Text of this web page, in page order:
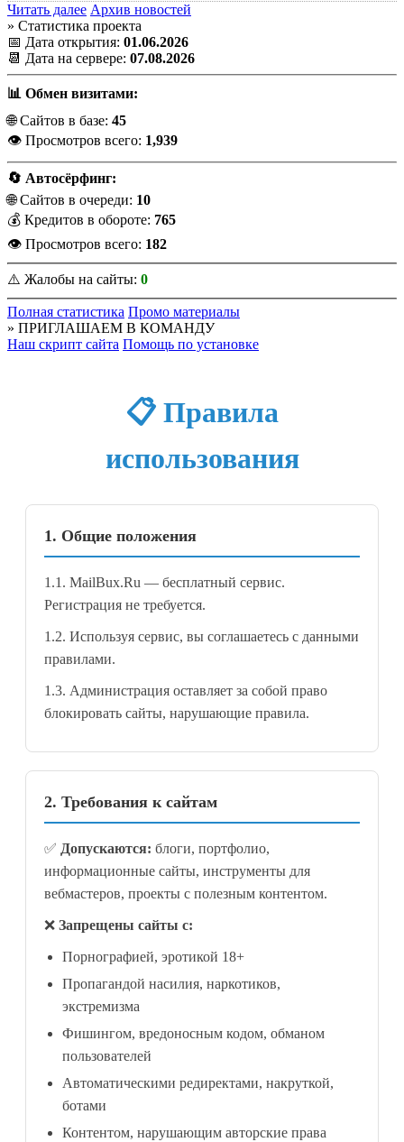
Читать далее Архив новостей
» Статистика проекта
📅 Дата открытия: 01.06.2026
📆 Дата на сервере: 07.08.2026
📊 Обмен визитами:
🌐 Сайтов в базе: 45
👁️ Просмотров всего: 1,939
🔄 Автосёрфинг:
🌐 Сайтов в очереди: 10
💰 Кредитов в обороте: 765
👁️ Просмотров всего: 182
⚠️ Жалобы на сайты: 0
Полная статистика Промо материалы
» ПРИГЛАШАЕМ В КОМАНДУ
Наш скрипт сайта Помощь по установке
📋 Правила
использования
1. Общие положения
1.1. MailBux.Ru — бесплатный сервис.
Регистрация не требуется.
1.2. Используя сервис, вы соглашаетесь с данными
правилами.
1.3. Администрация оставляет за собой право
блокировать сайты, нарушающие правила.
2. Требования к сайтам
✅ Допускаются: блоги, портфолио,
информационные сайты, инструменты для
вебмастеров, проекты с полезным контентом.
❌ Запрещены сайты с:
Порнографией, эротикой 18+
Пропагандой насилия, наркотиков,
экстремизма
Фишингом, вредоносным кодом, обманом
пользователей
Автоматическими редиректами, накруткой,
ботами
Контентом, нарушающим авторские права